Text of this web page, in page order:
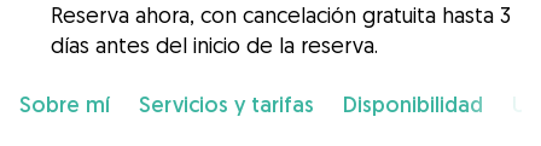
Reserva ahora, con cancelación gratuita hasta 3
días antes del inicio de la reserva.
Sobre mí Servicios y tarifas Disponibilidad